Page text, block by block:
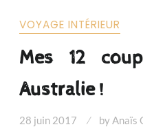
VOYAGE INTÉRIEUR
Mes 12
Australie !
28 juin 2017 byAnaïs